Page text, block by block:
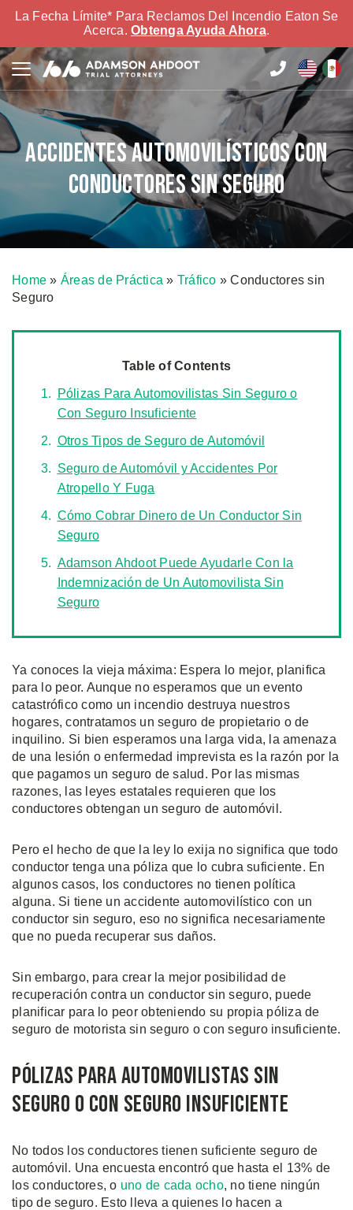
La Fecha Límite* Para Reclamos Del Incendio Eaton Se
Acerca. Obtenga Ayuda Ahora.
Accidentes Automovilísticos Con
Conductores Sin Seguro
Home » Áreas de Práctica » Tráfico »Conductores sin
Seguro
Table of Contents
Pólizas Para Automovilistas Sin Seguro o
Con Seguro Insuficiente
Otros Tipos de Seguro de Automóvil
Seguro de Automóvil y Accidentes Por
Atropello Y Fuga
Cómo Cobrar Dinero de Un Conductor Sin
Seguro
Adamson Ahdoot Puede Ayudarle Con la
Indemnización de Un Automovilista Sin
Seguro
Ya conoces la vieja máxima: Espera lo mejor, planifica
para lo peor. Aunque no esperamos que un evento
catastrófico como un incendio destruya nuestros
hogares, contratamos un seguro de propietario o de
inquilino. Si bien esperamos una larga vida, la amenaza
de una lesión o enfermedad imprevista es la razón por la
que pagamos un seguro de salud. Por las mismas
razones, las leyes estatales requieren que los
conductores obtengan un seguro de automóvil.
Pero el hecho de que la ley lo exija no significa que todo
conductor tenga una póliza que lo cubra suficiente. En
algunos casos, los conductores no tienen política
alguna. Si tiene un accidente automovilístico con un
conductor sin seguro, eso no significa necesariamente
que no pueda recuperar sus daños.
Sin embargo, para crear la mejor posibilidad de
recuperación contra un conductor sin seguro, puede
planificar para lo peor obteniendo su propia póliza de
seguro de motorista sin seguro o con seguro insuficiente.
Pólizas Para Automovilistas Sin
Seguro o Con Seguro Insuficiente
No todos los conductores tienen suficiente seguro de
automóvil. Una encuesta encontró que hasta el 13% de
los conductores, o uno de cada ocho, no tiene ningún
tipo de seguro. Esto lleva a quienes lo hacen a